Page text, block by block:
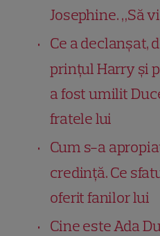
Josephine. „Să
Ce a declanșat,
prințul Harry și
a fost umilit
fratele lui
Cum s-a
credință. Ce
oferit fanilor lui
Cine este Ada